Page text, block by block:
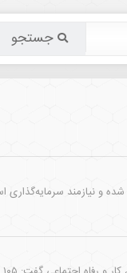
جستجو